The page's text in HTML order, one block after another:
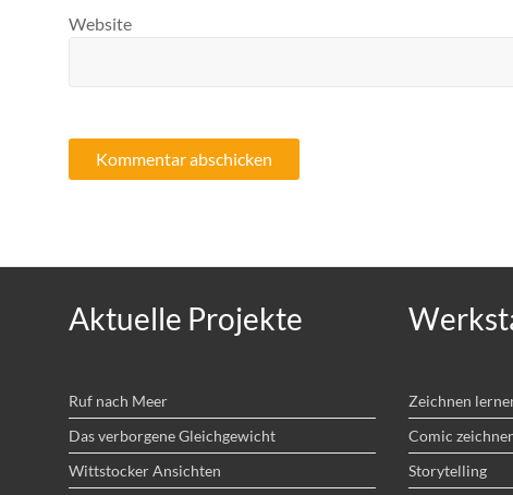
Website
Aktuelle Projekte
Ruf nach Meer
Das verborgene Gleichgewicht
Wittstocker Ansichten
Zeichnen
Comic
Storytelling